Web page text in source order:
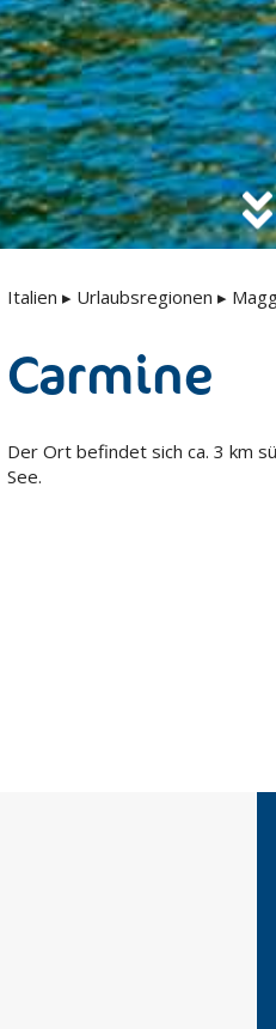
Italien ▸ Urlaubsregionen ▸
Carmine
Der Ort befindet sich ca. 3 km
See.